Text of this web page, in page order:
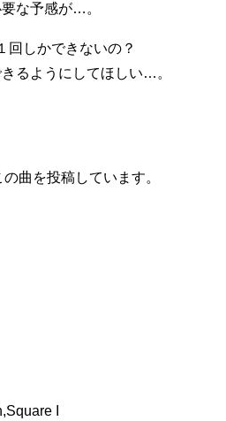
な予感が…。
回しかできないの？
るようにしてほしい…。
曲を投稿しています。
I